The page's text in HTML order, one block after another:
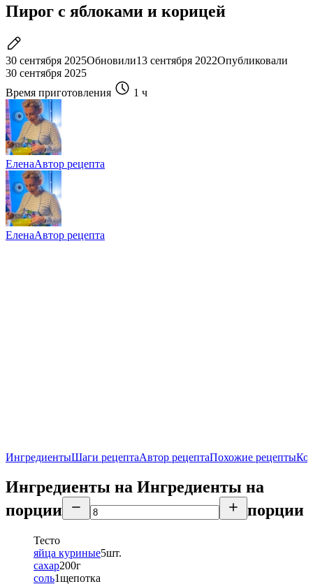
Пирог с яблоками и корицей
30 сентября 2025Обновили13 сентября 2022Опубликовали
30 сентября 2025
Время приготовления
1 ч
ЕленаАвтор рецепта
ЕленаАвтор рецепта
ИнгредиентыШаги рецептаАвтор рецептаПохожие рецепты
Ингредиенты на Ингредиенты на
порции
порции
Тесто
яйца куриные5шт.
сахар200г
соль1щепотка